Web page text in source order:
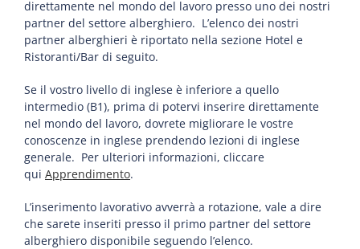
direttamente nel mondo del lavoro presso uno dei nostri
partner del settore alberghiero. L’elenco dei nostri
partner alberghieri è riportato nella sezione Hotel e
Ristoranti/Bar di seguito.
Se il vostro livello di inglese è inferiore a quello
intermedio (B1), prima di potervi inserire direttamente
nel mondo del lavoro, dovrete migliorare le vostre
conoscenze in inglese prendendo lezioni di inglese
generale. Per ulteriori informazioni, cliccare
qui Apprendimento.
L’inserimento lavorativo avverrà a rotazione, vale a dire
che sarete inseriti presso il primo partner del settore
alberghiero disponibile seguendo l’elenco.